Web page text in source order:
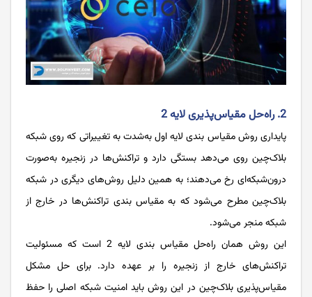
2. راه‌حل مقیاس‌پذیری لایه 2
پایداری روش مقیاس بندی لایه اول به‌شدت به تغییراتی که روی شبکه
بلاک‌چین روی می‌دهد بستگی دارد و تراکنش‌ها در زنجیره به‌صورت
درون‌شبکه‌ای رخ می‌دهند؛ به همین دلیل روش‌های دیگری در شبکه
بلاک‌چین مطرح می‌شود که به مقیاس بندی تراکنش‌ها در خارج از
شبکه منجر می‌شود.
این روش همان راه‌حل مقیاس بندی لایه 2 است که مسئولیت
تراکنش‌های خارج از زنجیره را بر عهده دارد. برای حل مشکل
مقیاس‌پذیری بلاک‌چین در این روش باید امنیت شبکه اصلی را حفظ